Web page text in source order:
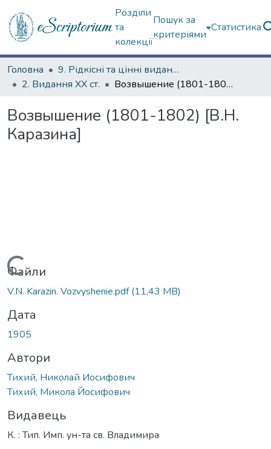
Розділи
та
колекції
Пошук за
критеріями
Статистика
Головна
9. Рідкісні та цінні видання
2. Видання ХХ ст.
Возвышение (1801-1802) [В.Н. Каразина]
Возвышение (1801-1802) [В.Н.
Каразина]
Вантажиться...
Файли
V.N. Karazin. Vozvyshenie.pdf(11,43 MB)
Дата
1905
Автори
Тихий, Николай Иосифович
Тихий, Микола Йосифович
Видавець
К. : Тип. Имп. ун-та св. Владимира